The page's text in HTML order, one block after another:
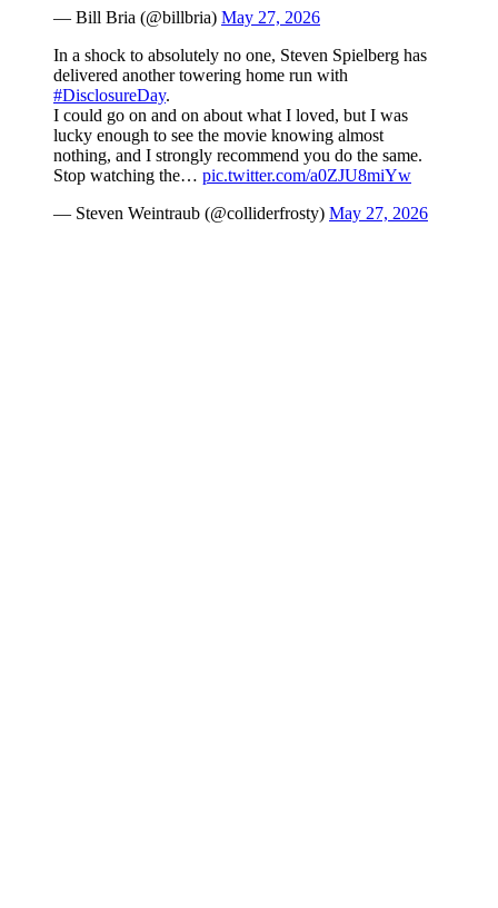
— Bill Bria (@billbria) May 27, 2026
In a shock to absolutely no one, Steven Spielberg has
delivered another towering home run with
#DisclosureDay.
I could go on and on about what I loved, but I was
lucky enough to see the movie knowing almost
nothing, and I strongly recommend you do the same.
Stop watching the… pic.twitter.com/a0ZJU8miYw
— Steven Weintraub (@colliderfrosty) May 27, 2026